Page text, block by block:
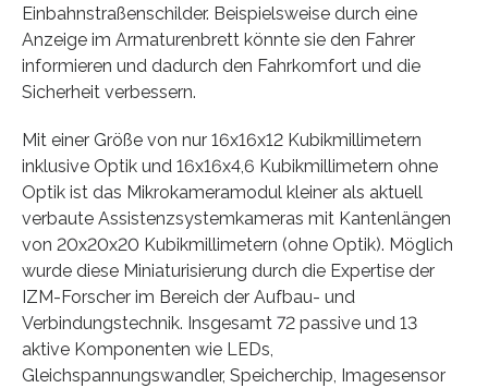
Einbahnstraßenschilder. Beispielsweise durch eine
Anzeige im Armaturenbrett könnte sie den Fahrer
informieren und dadurch den Fahrkomfort und die
Sicherheit verbessern.
Mit einer Größe von nur 16x16x12 Kubikmillimetern
inklusive Optik und 16x16x4,6 Kubikmillimetern ohne
Optik ist das Mikrokameramodul kleiner als aktuell
verbaute Assistenzsystemkameras mit Kantenlängen
von 20x20x20 Kubikmillimetern (ohne Optik). Möglich
wurde diese Miniaturisierung durch die Expertise der
IZM-Forscher im Bereich der Aufbau- und
Verbindungstechnik. Insgesamt 72 passive und 13
aktive Komponenten wie LEDs,
Gleichspannungswandler, Speicherchip, Imagesensor